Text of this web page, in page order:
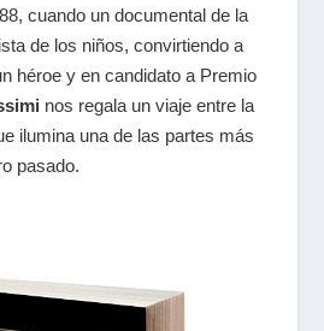
cuando un documental de la
de los niños, convirtiendo a
héroe y en candidato a Premio
nos regala un viaje entre la
ilumina una de las partes más
pasado.